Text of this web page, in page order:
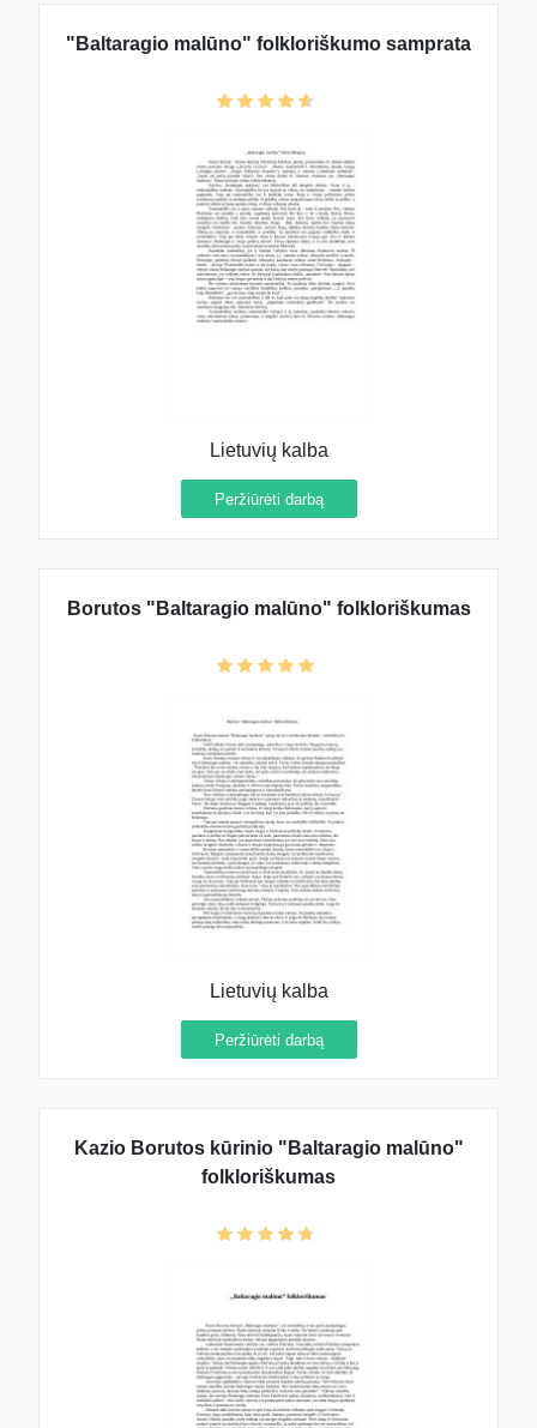
"Baltaragio malūno" folkloriškumo samprata
Lietuvių kalba
Peržiūrėti darbą
Borutos "Baltaragio malūno" folkloriškumas
Lietuvių kalba
Peržiūrėti darbą
Kazio Borutos kūrinio "Baltaragio malūno"
folkloriškumas